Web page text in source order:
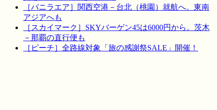
［バニラエア］関西空港－台北（桃園）就航へ。東南
アジアへも
［スカイマーク］SKYバーゲン45は6000円から。茨木
－那覇の直行便も
［ピーチ］全路線対象「旅の感謝祭SALE」開催！